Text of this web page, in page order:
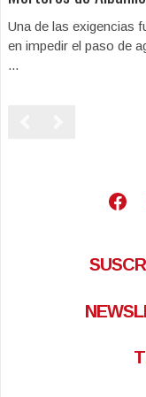
Una de las exigencias
en impedir el paso de
...